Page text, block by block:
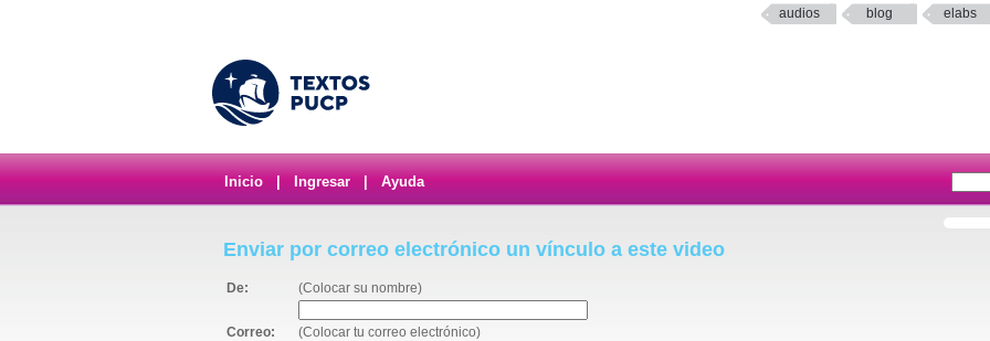
audios blog elabs
Inicio Ingresar Ayuda
Enviar por correo electrónico un vínculo a este video
De: (Colocar su nombre)
Correo: (Colocar tu correo electrónico)